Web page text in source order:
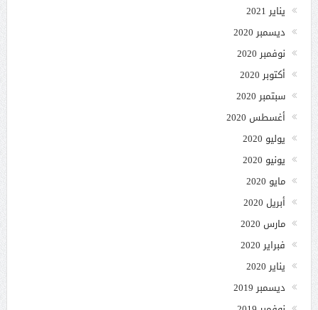
يناير 2021
ديسمبر 2020
نوفمبر 2020
أكتوبر 2020
سبتمبر 2020
أغسطس 2020
يوليو 2020
يونيو 2020
مايو 2020
أبريل 2020
مارس 2020
فبراير 2020
يناير 2020
ديسمبر 2019